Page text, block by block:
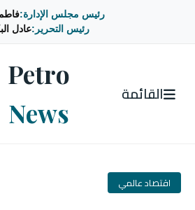
رئيس مجلس الإدارة:
رئيس التحرير:عادل
القائمة
Petro
News
اقتصاد عالمي